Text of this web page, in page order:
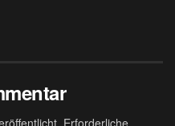
Erforderliche